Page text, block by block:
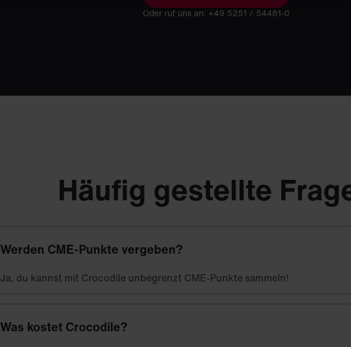
Oder ruf uns an: +49 5251 / 54481-0
Häufig gestellte
Werden CME-Punkte vergeben?
Ja, du kannst mit Crocodile unbegrenzt CME-Punkte sammeln!
Was kostet Crocodile?